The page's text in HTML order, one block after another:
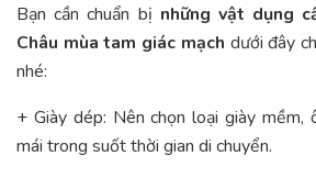
Bạn cần chuẩn bị những vật dụng
Châu mùa tam giác mạch dưới đây
nhé:
+ Giày dép: Nên chọn loại giày mềm,
mái trong suốt thời gian di chuyển.